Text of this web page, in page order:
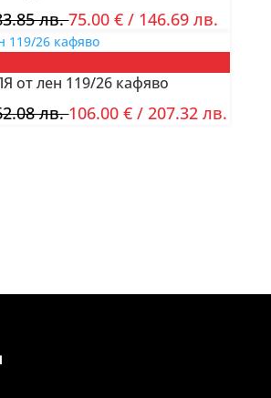
лв.75.00€ / 146.69 лв.
от лен 119/26 кафяво
лв.106.00€ / 207.32 лв.